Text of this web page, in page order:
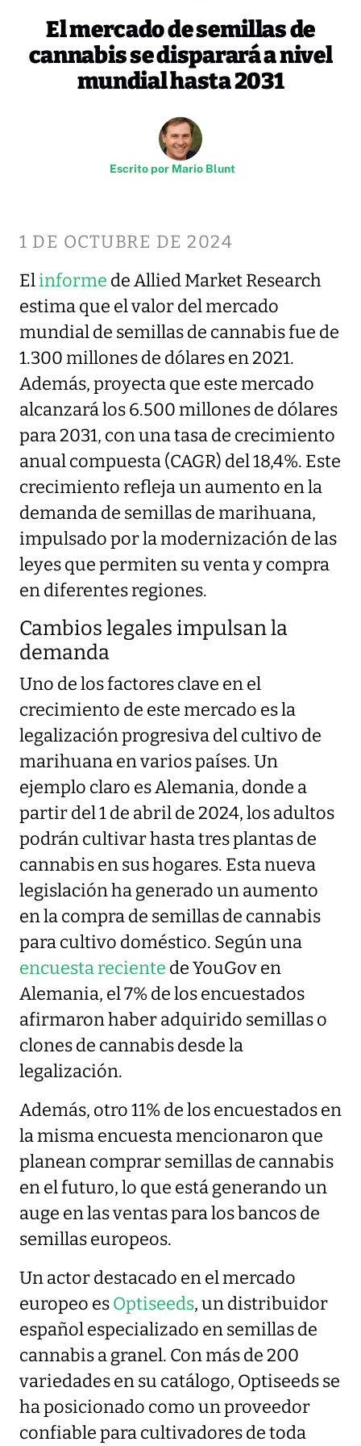
El mercado de semillas de
cannabis se disparará a nivel
mundial hasta 2031
Escrito por Mario Blunt
1 DE OCTUBRE DE 2024
Elinforme de Allied Market Research
estima que el valor del mercado
mundial de semillas de cannabis fue de
1.300 millones de dólares en 2021.
Además, proyecta que este mercado
alcanzará los 6.500 millones de dólares
para 2031, con una tasa de crecimiento
anual compuesta (CAGR) del 18,4%. Este
crecimiento refleja un aumento en la
demanda de semillas de marihuana,
impulsado por la modernización de las
leyes que permiten su venta y compra
en diferentes regiones.
Cambios legales impulsan la
demanda
Uno de los factores clave en el
crecimiento de este mercado es la
legalización progresiva del cultivo de
marihuana en varios países. Un
ejemplo claro es Alemania, donde a
partir del 1 de abril de 2024, los adultos
podrán cultivar hasta tres plantas de
cannabis en sus hogares. Esta nueva
legislación ha generado un aumento
en la compra de semillas de cannabis
para cultivo doméstico. Según una
encuesta reciente de YouGov en
Alemania, el 7% de los encuestados
afirmaron haber adquirido semillas o
clones de cannabis desde la
legalización.
Además, otro 11% de los encuestados en
la misma encuesta mencionaron que
planean comprar semillas de cannabis
en el futuro, lo que está generando un
auge en las ventas para los bancos de
semillas europeos.
Un actor destacado en el mercado
europeo esOptiseeds, un distribuidor
español especializado en semillas de
cannabis a granel. Con más de 200
variedades en su catálogo, Optiseeds se
ha posicionado como un proveedor
confiable para cultivadores de toda